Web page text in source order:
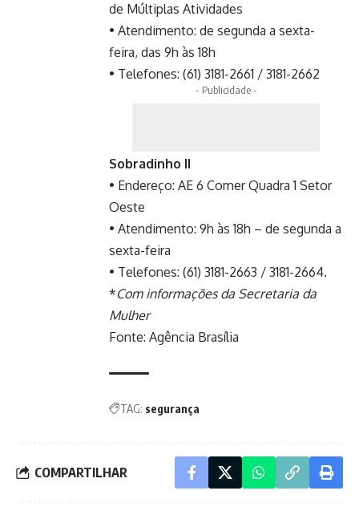
de Múltiplas Atividades
• Atendimento: de segunda a sexta-
feira, das 9h às 18h
• Telefones: (61) 3181-2661 / 3181-2662
- Publicidade -
Sobradinho II
• Endereço: AE 6 Comer Quadra 1 Setor
Oeste
• Atendimento: 9h às 18h – de segunda a
sexta-feira
• Telefones: (61) 3181-2663 / 3181-2664.
*Com informações da Secretaria da
Mulher
Fonte: Agência Brasília
TAG: segurança
COMPARTILHAR